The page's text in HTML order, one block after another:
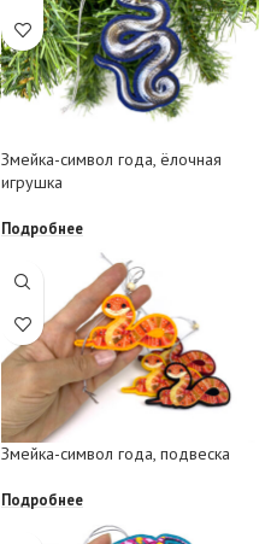
Змейка-символ года, ёлочная
игрушка
Подробнее
Змейка-символ года, подвеска
Подробнее